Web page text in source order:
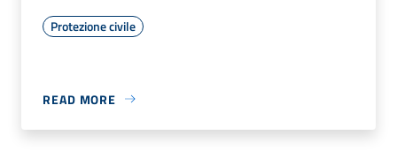
Protezione civile
READ MORE